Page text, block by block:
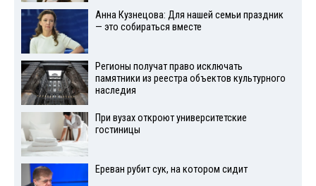
Анна Кузнецова: Для нашей семьи праздник
— это собираться вместе
Регионы получат право исключать
памятники из реестра объектов культурного
наследия
При вузах откроют университетские
гостиницы
Ереван рубит сук, на котором сидит